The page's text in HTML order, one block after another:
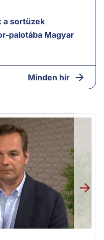
a sortüzek
palotába Magyar
Minden hír